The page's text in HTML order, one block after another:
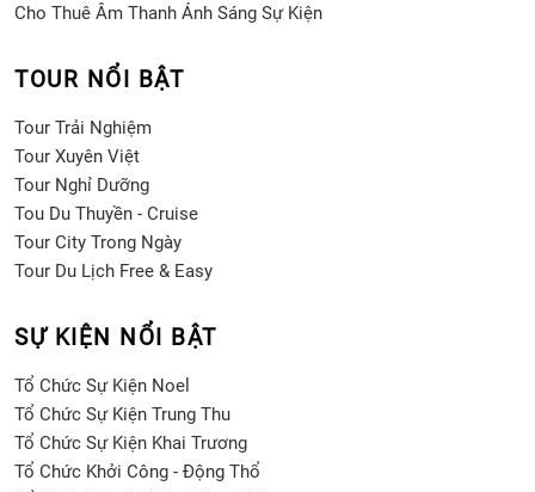
Cho Thuê Âm Thanh Ánh Sáng Sự Kiện
TOUR NỔI BẬT
Tour Trải Nghiệm
Tour Xuyên Việt
Tour Nghỉ Dưỡng
Tou Du Thuyền - Cruise
Tour City Trong Ngày
Tour Du Lịch Free & Easy
SỰ KIỆN NỔI BẬT
Tổ Chức Sự Kiện Noel
Tổ Chức Sự Kiện Trung Thu
Tổ Chức Sự Kiện Khai Trương
Tổ Chức Khởi Công - Động Thổ